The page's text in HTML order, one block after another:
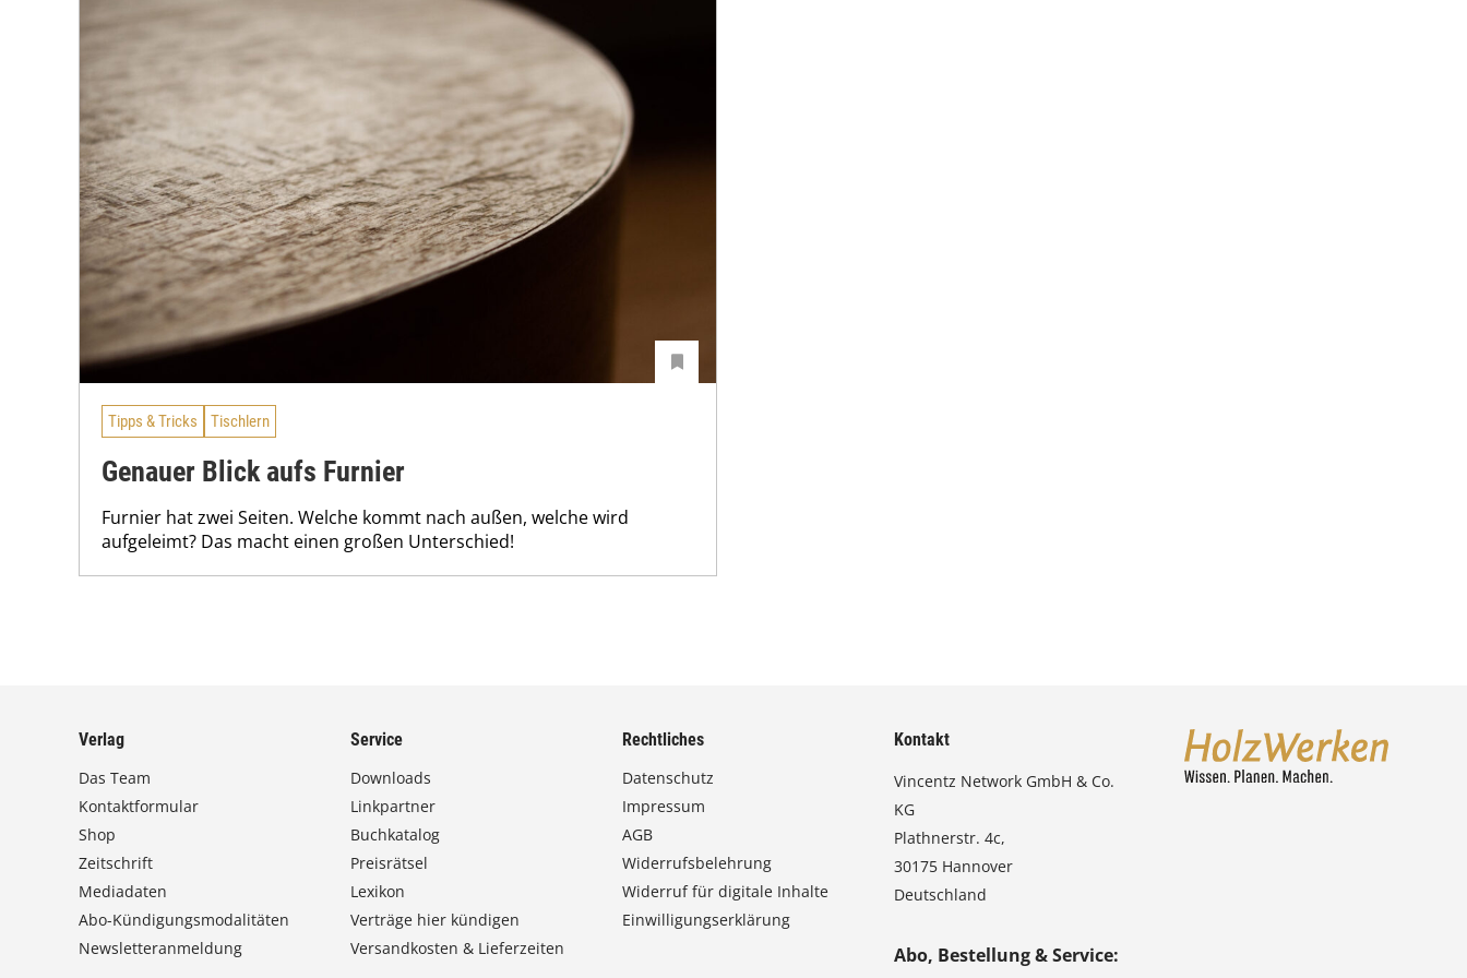
Tipps & Tricks Tischlern
Genauer Blick aufs Furnier
Furnier hat zwei Seiten. Welche kommt nach außen, welche wird
aufgeleimt? Das macht einen großen Unterschied!
Verlag
Das Team
Kontaktformular
Shop
Zeitschrift
Mediadaten
Abo-Kündigungsmodalitäten
Newsletteranmeldung
Service
Downloads
Linkpartner
Buchkatalog
Preisrätsel
Lexikon
Verträge hier kündigen
Versandkosten & Lieferzeiten
Rechtliches
Datenschutz
Impressum
AGB
Widerrufsbelehrung
Widerruf für digitale Inhalte
Einwilligungserklärung
Kontakt
Vincentz Network GmbH & Co.
KG
Plathnerstr. 4c,
30175 Hannover
Deutschland
Abo, Bestellung & Service: